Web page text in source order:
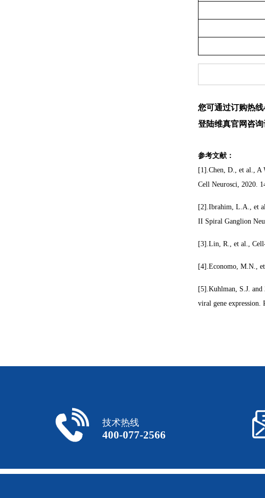
您可通过订购热
登陆维真官网咨询
参考文献：
[1].Chen, D., et al., A
Cell Neurosci, 2020.
[2].Ibrahim, L.A., et
II Spiral Ganglion
[3].Lin, R., et al.,
[4].Economo, M.N.,
[5].Kuhlman, S.J.
viral gene expression.
技术热线
400-077-2566